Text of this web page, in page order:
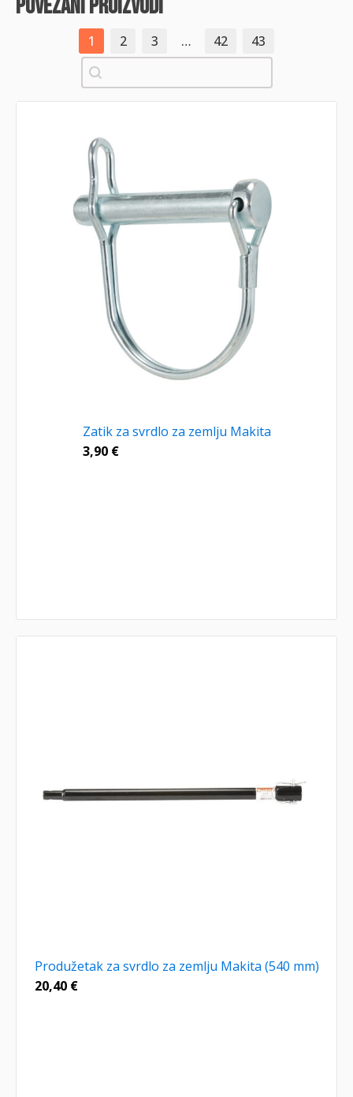
povezani proizvodi
1 2 3 … 42
43
Pretraži
Zatik za svrdlo za zemlju Makita
3,90 €
Produžetak za svrdlo za zemlju Makita (540 mm)
20,40 €